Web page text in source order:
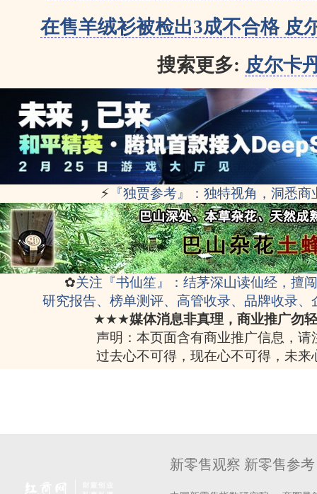
在售羊绒衫被检出3成不合格 皮
搜索更多: 皮尔卡
⚡ 『独贾参考』：独特视角，洞悉商
✿关注『书仙笙』：结茅深山读仙经，擅
研究报告、榜单测评、高管收录、品牌收录、
★★★媒体消息非真理，商业推广勿
声明：本页面含有商业推广信息，请
过去心不可得，现在心不可得，未来
新零售观察 新零售参